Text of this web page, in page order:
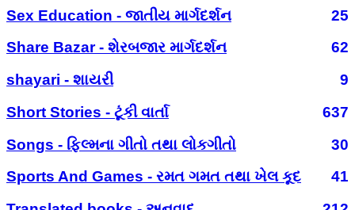
Sex Education - જાતીય માર્ગદર્શન
25
Share Bazar - શેરબજાર માર્ગદર્શન
62
shayari - શાયરી
9
Short Stories - ટૂંકી વાર્તા
637
Songs - ફિલ્મના ગીતો તથા લોકગીતો
30
Sports And Games - રમત ગમત તથા ખેલ કૂદ
41